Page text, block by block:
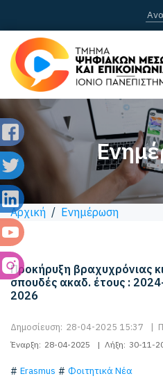
Αρχική / Ενημέρωση
Προκήρυξη βραχυχρόνιας
σπουδές ακαδ. έτους :
2026
Δημοσίευση: 28-04-2025 15:37 |
Έναρξη: 28-04-2025 | Λήξη: 30-11-
Erasmus Φοιτητικά Νέα